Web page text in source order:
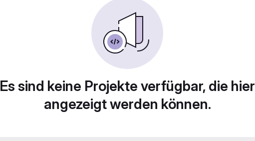
Es sind keine Projekte verfügbar, die hier
angezeigt werden können.